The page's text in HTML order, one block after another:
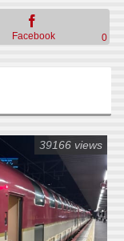
Facebook 0
39166 views